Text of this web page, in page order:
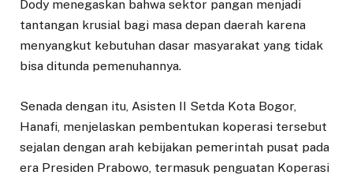
Dody menegaskan bahwa sektor pangan menjadi
tantangan krusial bagi masa depan daerah karena
menyangkut kebutuhan dasar masyarakat yang tidak
bisa ditunda pemenuhannya.
Senada dengan itu, Asisten II Setda Kota Bogor,
Hanafi, menjelaskan pembentukan koperasi tersebut
sejalan dengan arah kebijakan pemerintah pusat pada
era Presiden Prabowo, termasuk penguatan Koperasi